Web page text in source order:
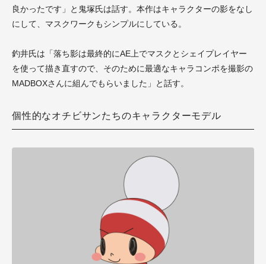
良かったです」と鬼塚氏は話す。本作はキャラクターの影をなし
にして、マスクワークもシンプルにしている。
釣井氏は「落ち影は最終的にAE上でマスクとシェイプレイヤー
を使って描き直すので、そのために最適なキャラコンポを撮影の
MADBOXさんに組んでもらいました」と話す。
個性的なオチビサンたちのキャラクターモデル